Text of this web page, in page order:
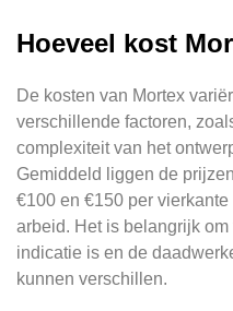
Hoeveel kost
De kosten van Mortex
verschillende factoren,
complexiteit van het
Gemiddeld liggen de
€100 en €150 per
arbeid. Het is belangrijk
indicatie is en de
kunnen verschillen.